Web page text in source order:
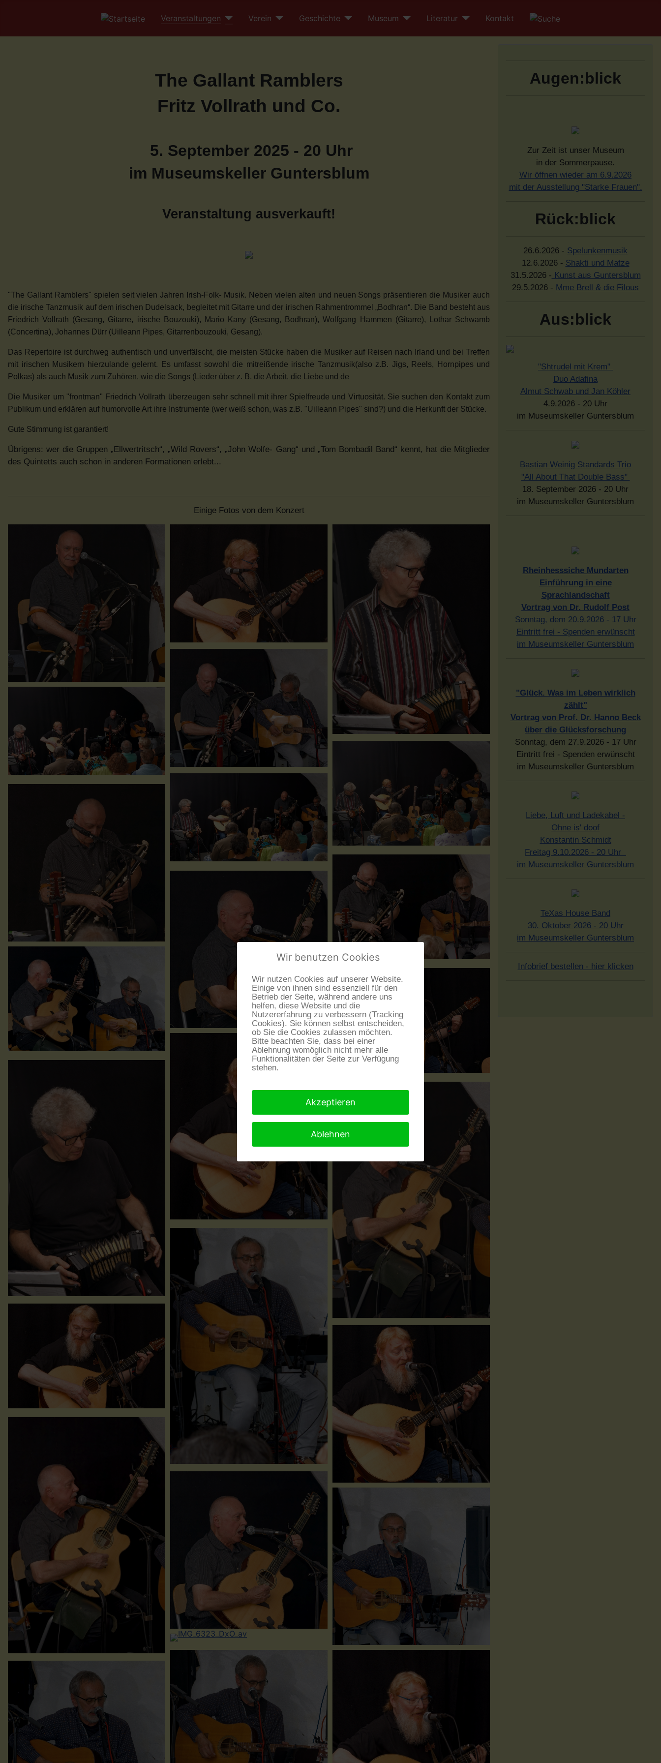
Veranstaltungen Verein Geschichte Museum Literatur Kontakt
The Gallant Ramblers
Fritz Vollrath und Co.
5. September 2025 - 20 Uhr
im Museumskeller Guntersblum
Veranstaltung ausverkauft!
"The Gallant Ramblers" spielen seit vielen Jahren Irish-Folk- Musik. Neben vielen alten und neuen Songs präsentieren die Musiker auch
die irische Tanzmusik auf dem irischen Dudelsack, begleitet mit Gitarre und der irischen Rahmentrommel „Bodhran“. Die Band besteht aus
Friedrich Vollrath (Gesang, Gitarre, irische Bouzouki),
Mario Kany (Gesang, Bodhran),Wolfgang Hammen (Gitarre), Lothar Schwamb
(Concertina), Johannes Dürr (Uilleann Pipes, Gitarrenbouzouki, Gesang).
Das Repertoire ist durchweg authentisch und unverfälscht, die meisten Stücke haben die Musiker auf Reisen nach Irland und bei Treffen
mit irischen Musikern hierzulande gelernt.
Es umfasst sowohl die mitreißende irische Tanzmusik(also z.B. Jigs, Reels, Hornpipes und
Polkas) als auch Musik zum Zuhören, wie die Songs (Lieder über z. B. die Arbeit, die Liebe und de
Die Musiker um "frontman" Friedrich Vollrath überzeugen sehr schnell mit ihrer Spielfreude und Virtuosität. Sie suchen den Kontakt zum
Publikum und erklären auf humorvolle Art ihre Instrumente (wer weiß schon, was z.B. "Uilleann Pipes" sind?) und die Herkunft der Stücke.
Gute Stimmung ist garantiert!
Übrigens: wer die Gruppen „Ellwertritsch“, „Wild Rovers“, „John Wolfe- Gang“ und „Tom Bombadil Band“ kennt, hat die Mitglieder
des Quintetts auch schon in anderen Formationen erlebt...
Einige Fotos von dem Konzert
Augen:blick
Zur Zeit ist unser Museum
in der Sommerpause.
Wir öffnen wieder am 6.9.2026
mit der Ausstellung "Starke Frauen".
Rück:blick
26.6.2026 - Spelunkenmusik
12.6.2026 - Shakti und Matze
31.5.2026 - Kunst aus Guntersblum
29.5.2026 - Mme Brell & die Filous
Aus:blick
"Shtrudel mit Krem"
Duo Adafina
Almut Schwab und Jan Köhler
4.9.2026 - 20 Uhr
im Museumskeller Guntersblum
Bastian Weinig Standards Trio
"All About That Double Bass"
18. September 2026 - 20 Uhr
im Museumskeller Guntersblum
Rheinhesssiche Mundarten
Einführung in eine
Sprachlandschaft
Vortrag von Dr. Rudolf Post
Sonntag, dem 20.9.2026 - 17 Uhr
Eintritt frei - Spenden erwünscht
im Museumskeller Guntersblum
"Glück. Was im Leben wirklich
zählt"
Vortrag von Prof. Dr. Hanno Beck
über die Glücksforschung
Sonntag, dem 27.9.2026 - 17 Uhr
Eintritt frei - Spenden erwünscht
im Museumskeller Guntersblum
Liebe, Luft und Ladekabel -
Ohne is' doof
Konstantin Schmidt
Freitag 9.10.2026 - 20 Uhr
im Museumskeller Guntersblum
TeXas House Band
30. Oktober 2026 - 20 Uhr
im Museumskeller Guntersblum
Infobrief bestellen - hier klicken
Wir benutzen Cookies
Wir nutzen Cookies auf unserer Website.
Einige von ihnen sind essenziell für den
Betrieb der Seite, während andere uns
helfen, diese Website und die
Nutzererfahrung zu verbessern (Tracking
Cookies). Sie können selbst entscheiden,
ob Sie die Cookies zulassen möchten.
Bitte beachten Sie, dass bei einer
Ablehnung womöglich nicht mehr alle
Funktionalitäten der Seite zur Verfügung
stehen.
Akzeptieren
Ablehnen